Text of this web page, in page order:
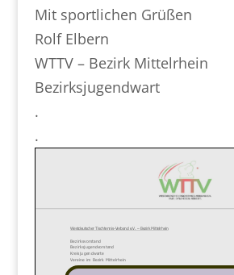
Mit sportlichen Grüßen
Rolf Elbern
WTTV – Bezirk Mittelrhein
Bezirksjugendwart
.
.